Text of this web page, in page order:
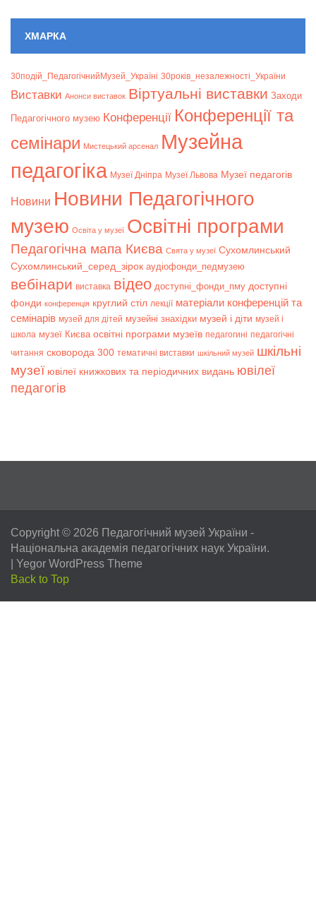
ХМАРКА
30подій_ПедагогічнийМузей_Україні 30років_незалежності_України
Bиставки Анонси виставок Віртуальні виставки Заходи
Педагогічного музею Конференції Конференції та
семінари Мистецький арсенал Музейна
педагогіка Музеї Дніпра Музеї Львова Музеї педагогів
Новини Новини Педагогічного
музею Освіта у музеї Освітні програми
Педагогічна мапа Києва Свята у музеї Сухомлинський
Сухомлинський_серед_зірок аудіофонди_педмузею
вебінари виставка відео доступні_фонди_пму доступні
фонди конференція круглий стіл лекції матеріали конференцій та
семінарів музей для дітей музейні знахідки музей і діти музей і
школа музеї Києва освітні програми музеїв педагогині педагогічні
читання сковорода 300 тематичні виставки шкільний музей шкільні
музеї ювілеї книжкових та періодичних видань ювілеї
педагогів
Copyright © 2026 Педагогічний музей України -
Національна академія педагогічних наук України.
Yegor WordPress Theme
Back to Top